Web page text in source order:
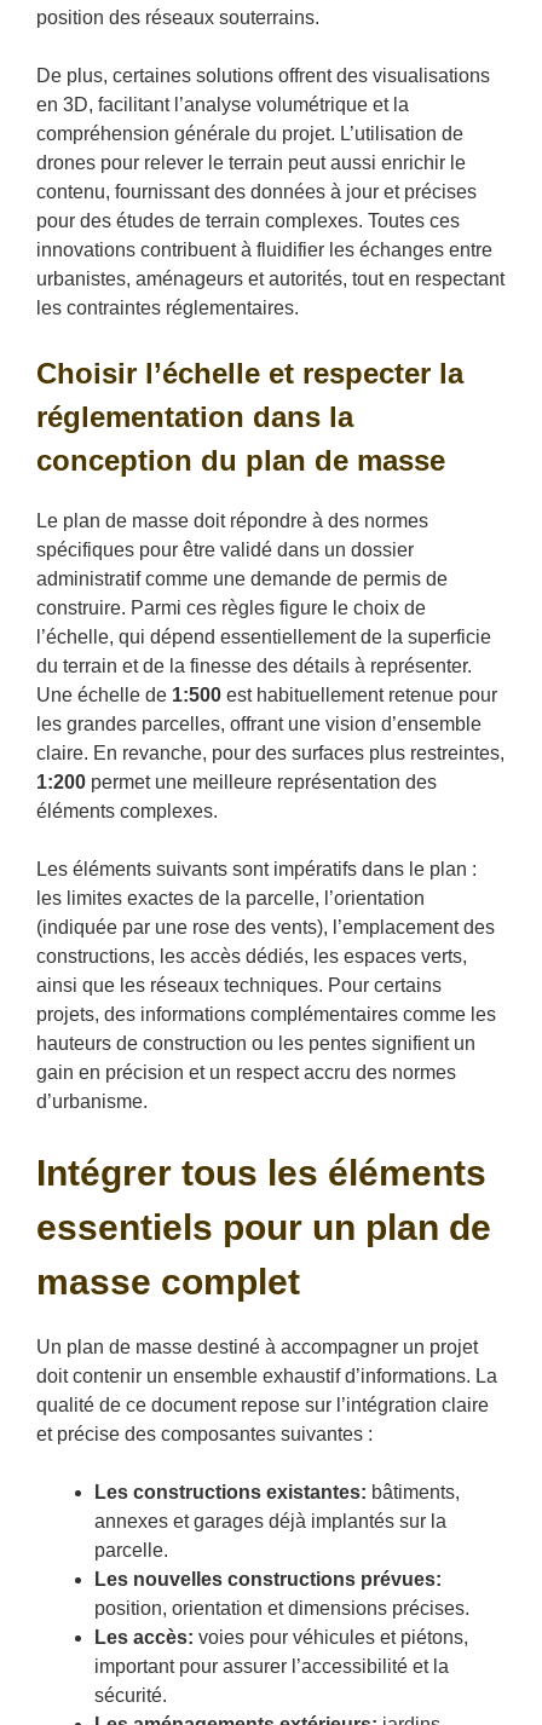
position des réseaux souterrains.
De plus, certaines solutions offrent des visualisations
en 3D, facilitant l’analyse volumétrique et la
compréhension générale du projet. L’utilisation de
drones pour relever le terrain peut aussi enrichir le
contenu, fournissant des données à jour et précises
pour des études de terrain complexes. Toutes ces
innovations contribuent à fluidifier les échanges entre
urbanistes, aménageurs et autorités, tout en respectant
les contraintes réglementaires.
Choisir l’échelle et respecter la
réglementation dans la
conception du plan de masse
Le plan de masse doit répondre à des normes
spécifiques pour être validé dans un dossier
administratif comme une demande de permis de
construire. Parmi ces règles figure le choix de
l’échelle, qui dépend essentiellement de la superficie
du terrain et de la finesse des détails à représenter.
Une échelle de 1:500 est habituellement retenue pour
les grandes parcelles, offrant une vision d’ensemble
claire. En revanche, pour des surfaces plus restreintes,
1:200 permet une meilleure représentation des
éléments complexes.
Les éléments suivants sont impératifs dans le plan :
les limites exactes de la parcelle, l’orientation
(indiquée par une rose des vents), l’emplacement des
constructions, les accès dédiés, les espaces verts,
ainsi que les réseaux techniques. Pour certains
projets, des informations complémentaires comme les
hauteurs de construction ou les pentes signifient un
gain en précision et un respect accru des normes
d’urbanisme.
Intégrer tous les éléments
essentiels pour un plan de
masse complet
Un plan de masse destiné à accompagner un projet
doit contenir un ensemble exhaustif d’informations. La
qualité de ce document repose sur l’intégration claire
et précise des composantes suivantes :
Les constructions existantes: bâtiments,
annexes et garages déjà implantés sur la
parcelle.
Les nouvelles constructions prévues:
position, orientation et dimensions précises.
Les accès: voies pour véhicules et piétons,
important pour assurer l’accessibilité et la
sécurité.